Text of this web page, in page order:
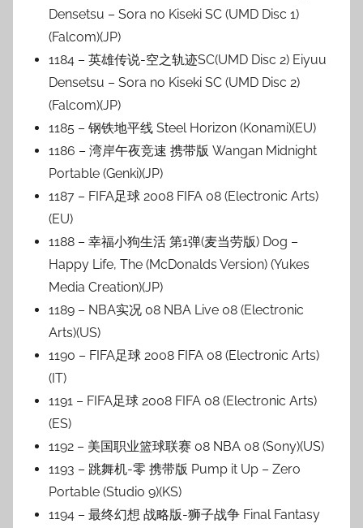
Densetsu – Sora no Kiseki SC (UMD Disc 1)
(Falcom)(JP)
1184 – 英雄传说-空之轨迹SC(UMD Disc 2) Eiyuu
Densetsu – Sora no Kiseki SC (UMD Disc 2)
(Falcom)(JP)
1185 – 钢铁地平线 Steel Horizon (Konami)(EU)
1186 – 湾岸午夜竞速 携带版 Wangan Midnight
Portable (Genki)(JP)
1187 – FIFA足球 2008 FIFA 08 (Electronic Arts)
(EU)
1188 – 幸福小狗生活 第1弹(麦当劳版) Dog –
Happy Life, The (McDonalds Version) (Yukes
Media Creation)(JP)
1189 – NBA实况 08 NBA Live 08 (Electronic
Arts)(US)
1190 – FIFA足球 2008 FIFA 08 (Electronic Arts)
(IT)
1191 – FIFA足球 2008 FIFA 08 (Electronic Arts)
(ES)
1192 – 美国职业篮球联赛 08 NBA 08 (Sony)(US)
1193 – 跳舞机-零 携带版 Pump it Up – Zero
Portable (Studio 9)(KS)
1194 – 最终幻想 战略版-狮子战争 Final Fantasy